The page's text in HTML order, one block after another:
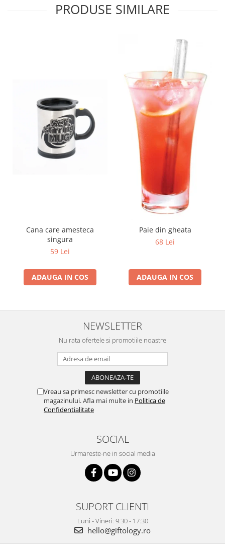
PRODUSE SIMILARE
Cana care amesteca
singura
59 Lei
ADAUGA IN COS
Paie din gheata
68 Lei
ADAUGA IN COS
NEWSLETTER
Nu rata ofertele si promotiile noastre
Vreau sa primesc newsletter cu promotiile
magazinului. Afla mai multe in Politica de
Confidentialitate
SOCIAL
Urmareste-ne in social media
SUPORT CLIENTI
Luni - Vineri: 9:30 - 17:30
hello@giftology.ro